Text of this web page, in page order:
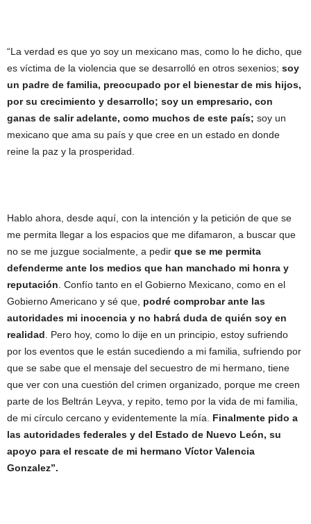
“La verdad es que yo soy un mexicano mas, como lo he dicho, que
es víctima de la violencia que se desarrolló en otros sexenios; soy
un padre de familia, preocupado por el bienestar de mis hijos,
por su crecimiento y desarrollo; soy un empresario, con
ganas de salir adelante, como muchos de este país; soy un
mexicano que ama su país y que cree en un estado en donde
reine la paz y la prosperidad.
Hablo ahora, desde aquí, con la intención y la petición de que se
me permita llegar a los espacios que me difamaron, a buscar que
no se me juzgue socialmente, a pedir que se me permita
defenderme ante los medios que han manchado mi honra y
reputación. Confío tanto en el Gobierno Mexicano, como en el
Gobierno Americano y sé que, podré comprobar ante las
autoridades mi inocencia y no habrá duda de quién soy en
realidad. Pero hoy, como lo dije en un principio, estoy sufriendo
por los eventos que le están sucediendo a mi familia, sufriendo por
que se sabe que el mensaje del secuestro de mi hermano, tiene
que ver con una cuestión del crimen organizado, porque me creen
parte de los Beltrán Leyva, y repito, temo por la vida de mi familia,
de mi círculo cercano y evidentemente la mía. Finalmente pido a
las autoridades federales y del Estado de Nuevo León, su
apoyo para el rescate de mi hermano Víctor Valencia
Gonzalez”.